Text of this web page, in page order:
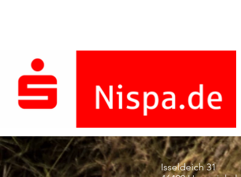
Isseldeich 31